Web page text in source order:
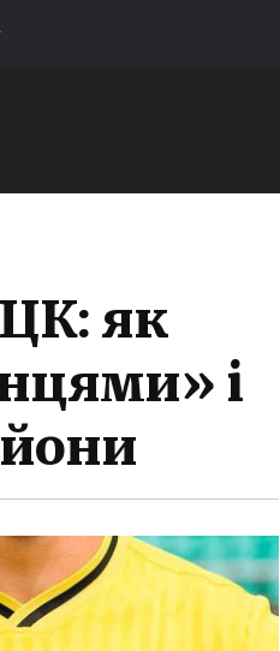
як
і